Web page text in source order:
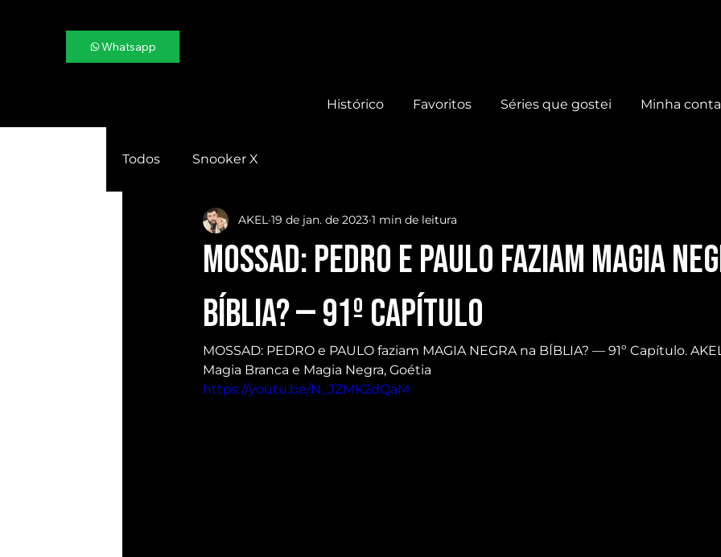
Whatsapp
Histórico Favoritos Séries que gostei Minha conta
Todos Snooker X
MOSSAD: PEDRO e PAULO faziam MAGIA
BÍBLIA? — 91º Capítulo
AKEL 19 de jan. de 2023 1 min de leitura
MOSSAD: PEDRO e PAULO faziam MAGIA NEGRA na BÍBLIA? — 91º Capítulo.
Magia Branca e Magia Negra, Goétia
https://youtu.be/N_JZMK2dQaM